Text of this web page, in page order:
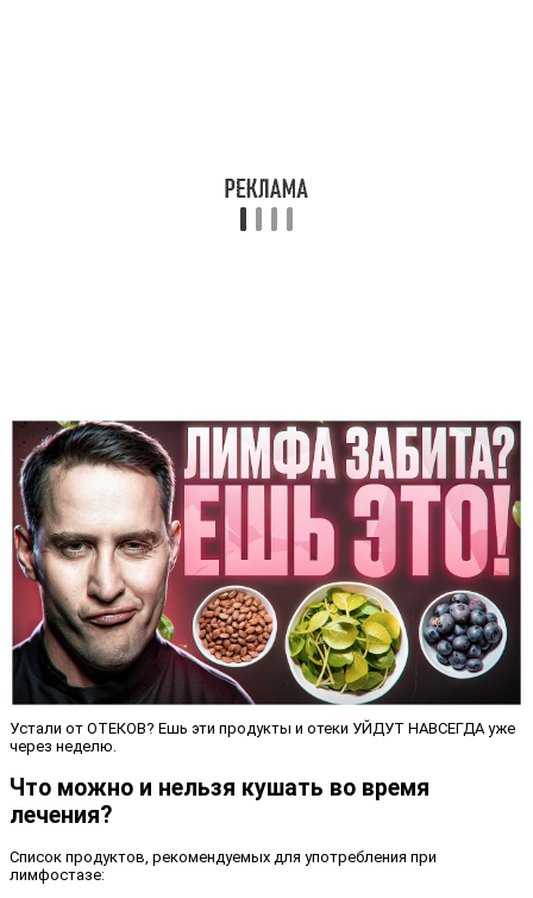
Устали от ОТЕКОВ? Ешь эти продукты и отеки УЙДУТ НАВСЕГДА уже
через неделю.
Что можно и нельзя кушать во время
лечения?
Список продуктов, рекомендуемых для употребления при
лимфостазе: